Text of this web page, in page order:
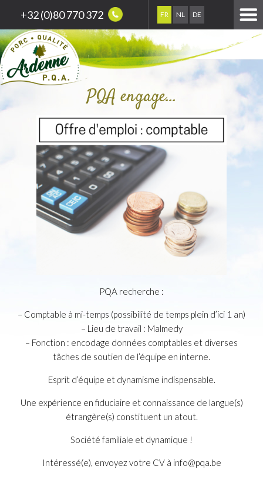
+32 (0)80 770 372 FR NL DE
PQA engage…
PQA recherche :
– Comptable à mi-temps (possibilité de temps plein d’ici 1 an)
– Lieu de travail : Malmedy
– Fonction : encodage données comptables et diverses
tâches de soutien de l’équipe en interne.
Esprit d’équipe et dynamisme indispensable.
Une expérience en fiduciaire et connaissance de langue(s)
étrangère(s) constituent un atout.
Société familiale et dynamique !
Intéressé(e), envoyez votre CV à info@pqa.be